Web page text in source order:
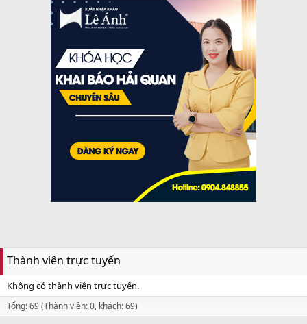
Thành viên trực tuyến
Không có thành viên trực tuyến.
Tổng: 69 (Thành viên: 0, khách: 69)